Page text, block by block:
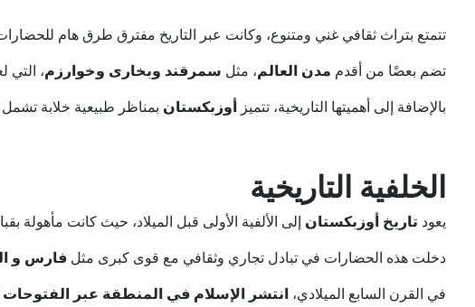
تتمتع بتراث ثقافي غني ومتنوع، وكانت عبر التاريخ مفترق طرق هام
تضم بعضًا من أقدم مدن العالم، مثل سمرقند وبخارى وخوارزم، التي
بالإضافة إلى أهميتها التاريخية، تتميز أوزبكستان بمناظر طبيعية خلابة تشمل
الخلفية التاريخية
يعود تاريخ أوزبكستان إلى الألفية الأولى قبل الميلاد، حيث كانت مأهولة
دخلت هذه الحضارات في تبادل تجاري وثقافي مع قوى كبرى مثل فارس و
في القرن السابع الميلادي، انتشر الإسلام في المنطقة عبر الفتوحات